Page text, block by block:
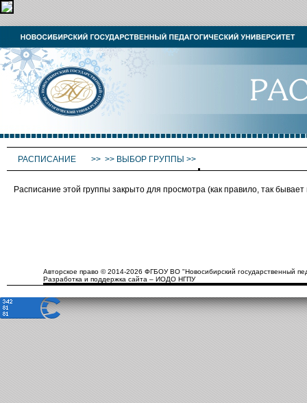
РАСПИСАНИЕ >> >> ВЫБОР ГРУППЫ >>
Расписание этой группы закрыто для просмотра (как правило, так
Авторское право © 2014-2026 ФГБОУ ВО "Новосибирский государственный
Разработка и поддержка сайта – ИОДО НГПУ